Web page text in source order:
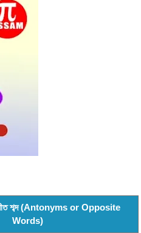
শব্দ (Antonyms or Opposite
Words)